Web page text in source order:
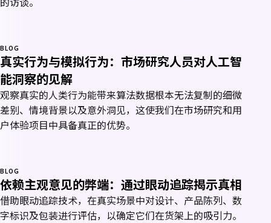
BLOG
真实行为与模拟行为：市场研究人员对人工智
能洞察的见解
观察真实的人类行为能带来算法数据根本无法复制的细微
差别、情境背景以及意外洞见，这使我们在市场研究和用
户体验项目中具备真正的优势。
BLOG
依赖主观意见的弊端：通过眼动追踪揭示真相
借助眼动追踪技术，在真实场景中对设计、产品陈列、数
字标识及包装进行评估，以确定它们在货架上的吸引力。